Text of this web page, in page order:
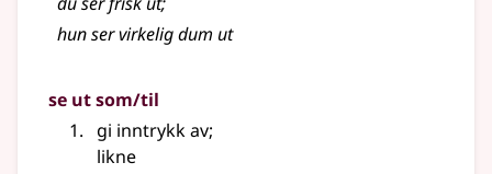
hun ser virkelig dum ut
se ut som/til
gi inntrykk av;
likne